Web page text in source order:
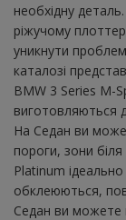
необхідну
ріжучому
уникнути
каталозі
BMW 3 Series M-
виготовляються
На Седан ви
пороги, зони
Platinum
обклеюються,
Седан ви можете